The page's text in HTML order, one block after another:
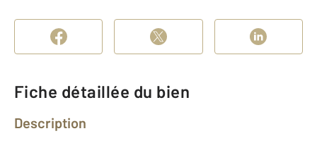
Fiche détaillée du bien
Description